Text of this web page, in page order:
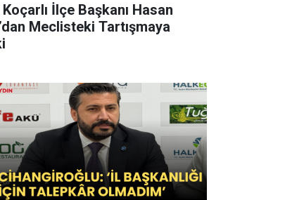
İlçe Başkanı Hasan
Meclisteki Tartışmaya